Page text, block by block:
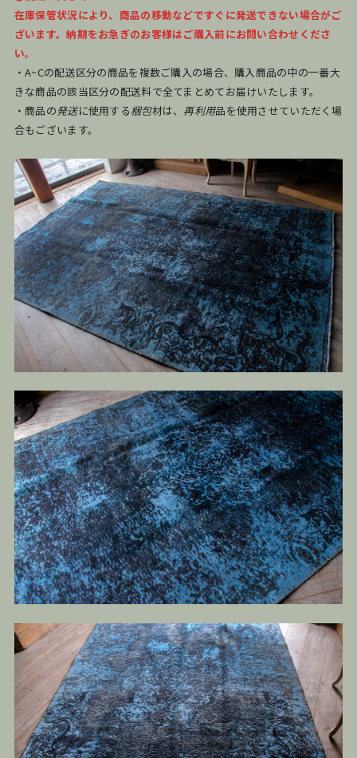
在庫保管状況により、商品の移動などですぐに発送できない場合がご
ざいます。納期をお急ぎのお客様はご購入前にお問い合わせくださ
い。
・A~Cの配送区分の商品を複数ご購入の場合、購入商品の中の一番大
きな商品の該当区分の配送料で全てまとめてお届けいたします。
・商品の発送に使用する梱包材は、 再利用品を使用させていただく場
合もございます。